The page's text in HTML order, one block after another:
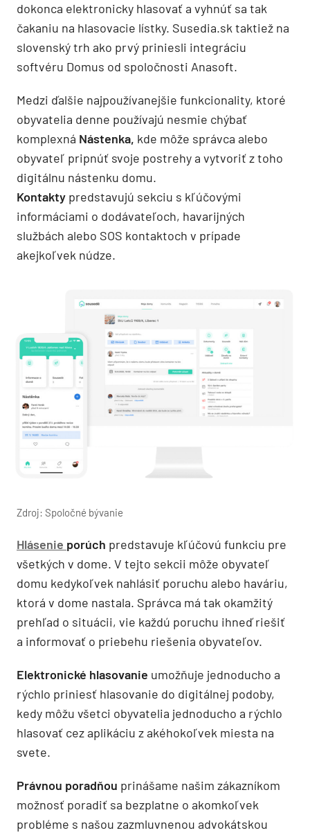
dokonca elektronicky hlasovať a vyhnúť sa tak
čakaniu na hlasovacie lístky. Susedia.sk taktiež na
slovenský trh ako prvý priniesli integráciu
softvéru Domus od spoločnosti Anasoft.
Medzi ďalšie najpoužívanejšie funkcionality, ktoré
obyvatelia denne používajú nesmie chýbať
komplexná Nástenka, kde môže správca alebo
obyvateľ pripnúť svoje postrehy a vytvoriť z toho
digitálnu nástenku domu.
Kontakty predstavujú sekciu s kľúčovými
informáciami o dodávateľoch, havarijných
službách alebo SOS kontaktoch v prípade
akejkoľvek núdze.
Zdroj: Spoločné bývanie
Hlásenie porúch predstavuje kľúčovú funkciu pre
všetkých v dome. V tejto sekcii môže obyvateľ
domu kedykoľvek nahlásiť poruchu alebo haváriu,
ktorá v dome nastala. Správca má tak okamžitý
prehľad o situácii, vie každú poruchu ihneď riešiť
a informovať o priebehu riešenia obyvateľov.
Elektronické hlasovanie umožňuje jednoducho a
rýchlo priniesť hlasovanie do digitálnej podoby,
kedy môžu všetci obyvatelia jednoducho a rýchlo
hlasovať cez aplikáciu z akéhokoľvek miesta na
svete.
Právnou poradňou prinášame našim zákazníkom
možnosť poradiť sa bezplatne o akomkoľvek
probléme s našou zazmluvnenou advokátskou